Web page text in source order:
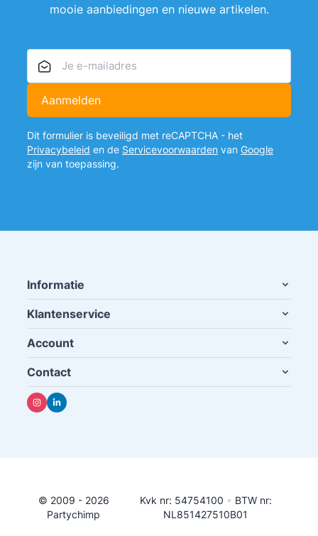
mooie aanbiedingen en nieuwe artikelen.
Aanmelden
Dit formulier is beveiligd met reCAPTCHA - het
Privacybeleid en de Servicevoorwaarden van Google
zijn van toepassing.
Informatie
Klantenservice
Account
Contact
© 2009 - 2026
Partychimp
Kvk nr: 54754100 • BTW nr:
NL851427510B01